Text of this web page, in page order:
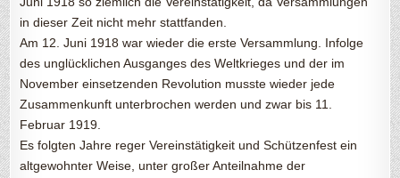
in dieser Zeit nicht mehr stattfanden.
Am 12. Juni 1918 war wieder die erste Versammlung. Infolge
des unglücklichen Ausganges des Weltkrieges und der im
November einsetzenden Revolution musste wieder jede
Zusammenkunft unterbrochen werden und zwar bis 11.
Februar 1919.
Es folgten Jahre reger Vereinstätigkeit und Schützenfest ein
altgewohnter Weise, unter großer Anteilnahme der